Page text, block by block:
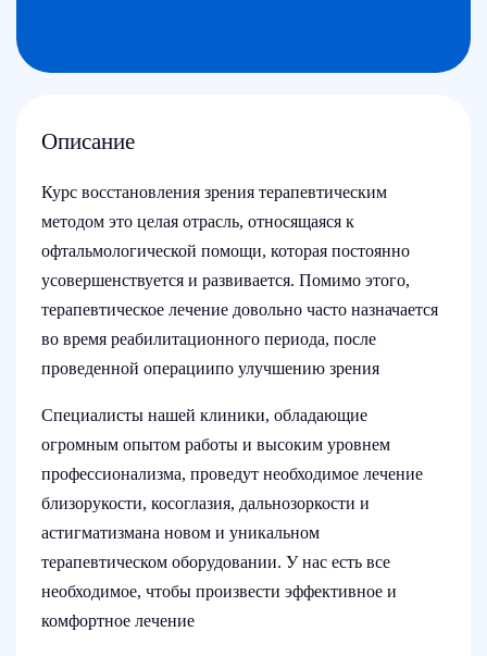
Описание
Курс восстановления зрения терапевтическим
методом это целая отрасль, относящаяся к
офтальмологической помощи, которая постоянно
усовершенствуется и развивается. Помимо этого,
терапевтическое лечение довольно часто назначается
во время реабилитационного периода, после
проведенной операциипо улучшению зрения
Специалисты нашей клиники, обладающие
огромным опытом работы и высоким уровнем
профессионализма, проведут необходимое лечение
близорукости, косоглазия, дальнозоркости и
астигматизмана новом и уникальном
терапевтическом оборудовании. У нас есть все
необходимое, чтобы произвести эффективное и
комфортное лечение